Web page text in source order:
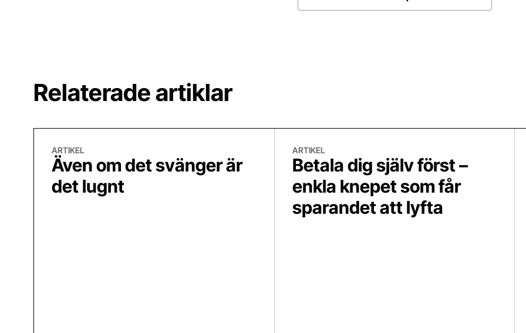
Relaterade artiklar
ARTIKEL
Även om det svänger är
det lugnt
ARTIKEL
Betala dig själv först –
enkla knepet som får
sparandet att lyfta